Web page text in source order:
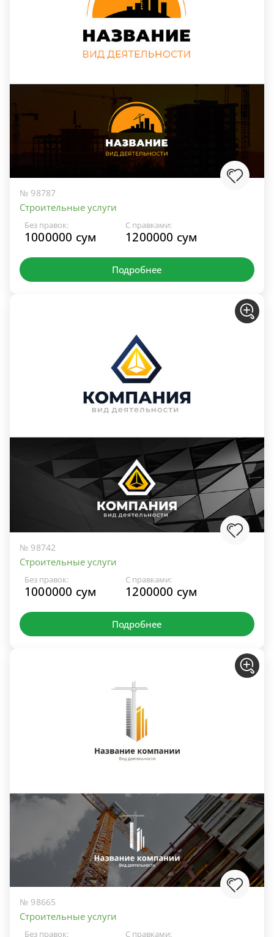
№ 98787
Строительные услуги
Без правок:
1000000 сум
С правками:
1200000 сум
Подробнее
№ 98742
Строительные услуги
Без правок:
1000000 сум
С правками:
1200000 сум
Подробнее
№ 98665
Строительные услуги
Без правок: С правками: